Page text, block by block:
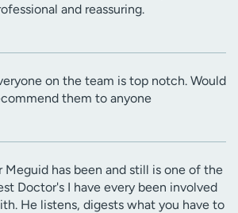
and reassuring.
on the team is top notch. Would
them to anyone
Meguid has been and still is one of the
Doctor's I have every been involved
He listens, digests what you have to